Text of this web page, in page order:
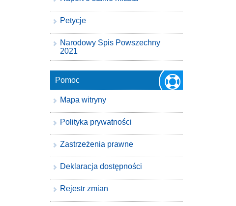
Petycje
Narodowy Spis Powszechny
2021
Pomoc
Mapa witryny
Polityka prywatności
Zastrzeżenia prawne
Deklaracja dostępności
Rejestr zmian